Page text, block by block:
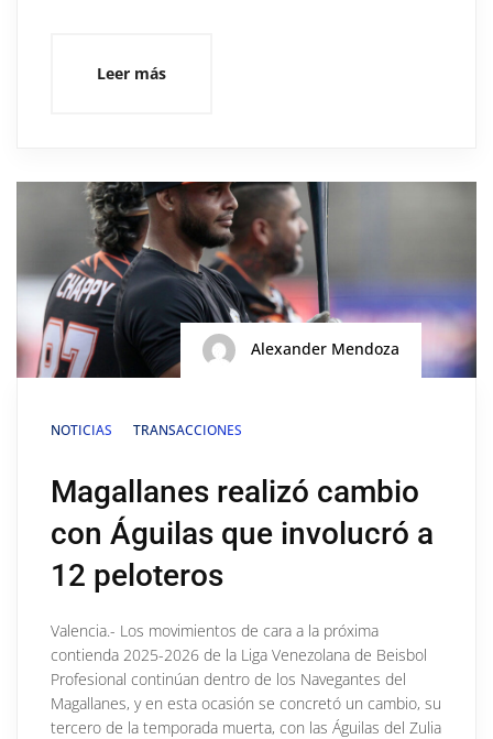
Leer más
Alexander Mendoza
NOTICIAS TRANSACCIONES
Magallanes realizó cambio
con Águilas que involucró a
12 peloteros
Valencia.- Los movimientos de cara a la próxima
contienda 2025-2026 de la Liga Venezolana de Beisbol
Profesional continúan dentro de los Navegantes del
Magallanes, y en esta ocasión se concretó un cambio, su
tercero de la temporada muerta, con las Águilas del Zulia